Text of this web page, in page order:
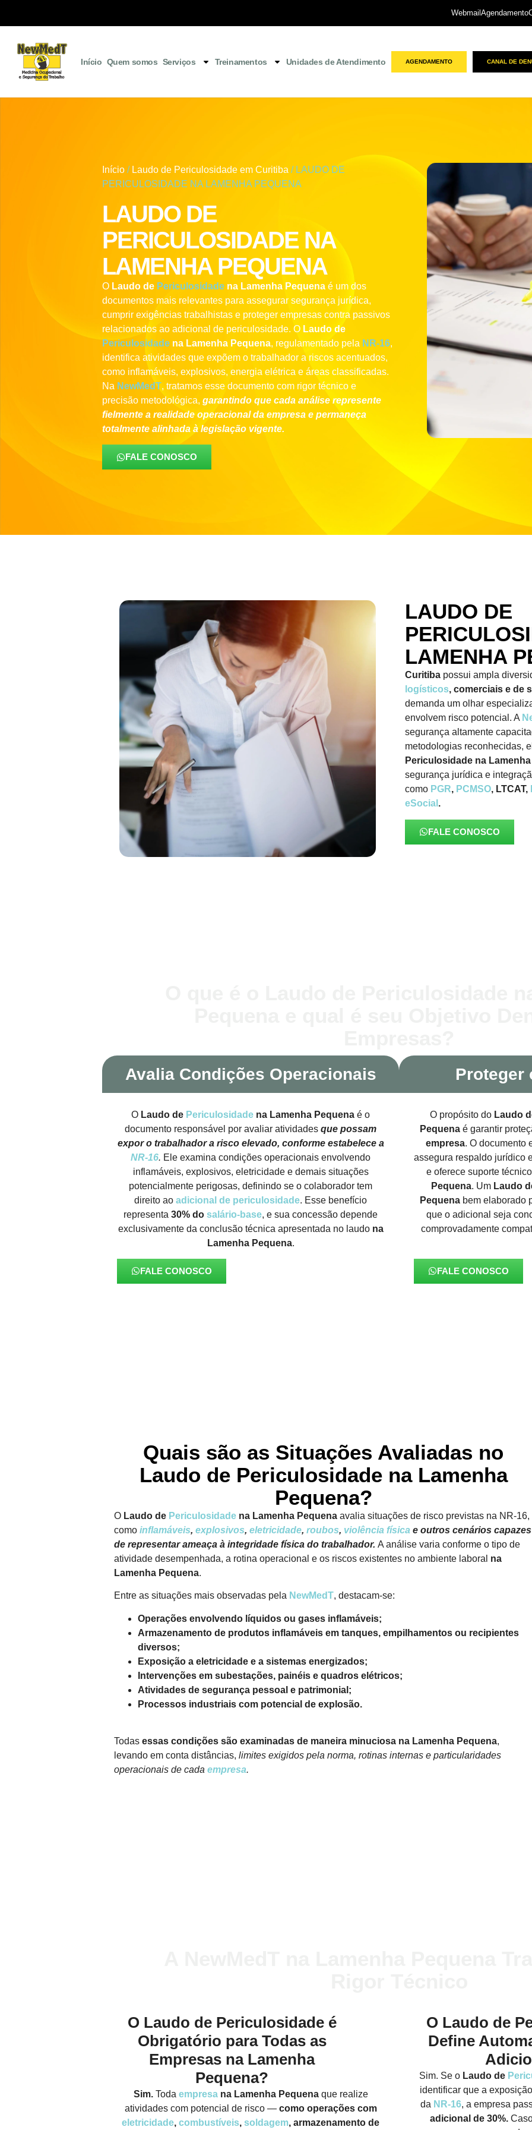
Webmail Agendamento
Início Quem somos Serviços Treinamentos Unidades de Atendimento AGENDAMENTO CANAL DE
Início / Laudo de Periculosidade em Curitiba / LAUDO DE
PERICULOSIDADE NA LAMENHA PEQUENA
LAUDO DE
PERICULOSIDADE NA
LAMENHA PEQUENA
O Laudo de Periculosidade na Lamenha Pequena é um dos
documentos mais relevantes para assegurar segurança jurídica,
cumprir exigências trabalhistas e proteger empresas contra passivos
relacionados ao adicional de periculosidade. O Laudo de
Periculosidade na Lamenha Pequena, regulamentado pela NR-16,
identifica atividades que expõem o trabalhador a riscos acentuados,
como inflamáveis, explosivos, energia elétrica e áreas classificadas.
Na NewMedT, tratamos esse documento com rigor técnico e
precisão metodológica, garantindo que cada análise represente
fielmente a realidade operacional da empresa e permaneça
totalmente alinhada à legislação vigente.
FALE CONOSCO
LAUDO DE
LAMENHA
Curitiba possui ampla
logísticos, comerciais e de
demanda um olhar
envolvem risco potencial. A
segurança altamente
metodologias reconhecidas,
Periculosidade na
segurança jurídica e
como PGR, PCMSO, LTCAT,
eSocial .
FALE CONOSCO
Avalia Condições Operacionais
O Laudo de Periculosidade na Lamenha Pequena é o
documento responsável por avaliar atividades que possam
expor o trabalhador a risco elevado, conforme estabelece a
NR-16. Ele examina condições operacionais envolvendo
inflamáveis, explosivos, eletricidade e demais situações
potencialmente perigosas, definindo se o colaborador tem
direito ao adicional de periculosidade. Esse benefício
representa 30% do salário-base, e sua concessão depende
exclusivamente da conclusão técnica apresentada no laudo na
Lamenha Pequena.
FALE CONOSCO
Proteger
O propósito do Laudo
Pequena é garantir
empresa. O documento
assegura respaldo jurídico
e oferece suporte
Pequena. Um Laudo
Pequena bem elaborado
que o adicional seja
comprovadamente
FALE CONOSCO
Quais são as Situações Avaliadas no
Laudo de Periculosidade na Lamenha
Pequena?
O Laudo de Periculosidade na Lamenha Pequena avalia situações de risco previstas na NR-16,
como inflamáveis, explosivos, eletricidade, roubos, violência física e outros cenários capazes
de representar ameaça à integridade física do trabalhador. A análise varia conforme o tipo de
atividade desempenhada, a rotina operacional e os riscos existentes no ambiente laboral na
Lamenha Pequena.
Entre as situações mais observadas pela NewMedT, destacam-se:
Operações envolvendo líquidos ou gases inflamáveis;
Armazenamento de produtos inflamáveis em tanques, empilhamentos ou recipientes
diversos;
Exposição a eletricidade e a sistemas energizados;
Intervenções em subestações, painéis e quadros elétricos;
Atividades de segurança pessoal e patrimonial;
Processos industriais com potencial de explosão.
Todas essas condições são examinadas de maneira minuciosa na Lamenha Pequena,
levando em conta distâncias, limites exigidos pela norma, rotinas internas e particularidades
operacionais de cada empresa.
O Laudo de Periculosidade é
Obrigatório para Todas as
Empresas na Lamenha
Pequena?
Sim.Toda empresa na Lamenha Pequenaque realize
atividades com potencial de risco — como operações com
eletricidade, combustíveis, soldagem, armazenamento de
O Laudo de
Define
Sim. Se o Laudo de
identificar que a
da NR-16, a empresa
adicional de 30%.